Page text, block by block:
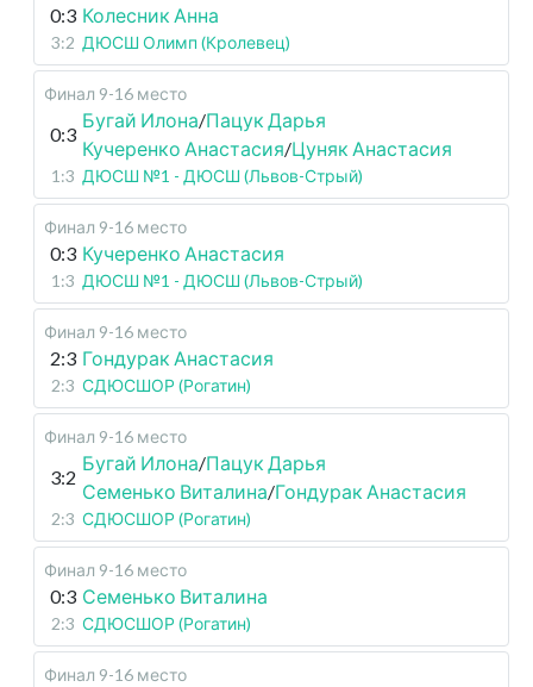
0:3 Колесник Анна
3:2 ДЮСШ Олимп (Кролевец)
Финал 9-16 место
0:3
Бугай Илона/Пацук Дарья
Кучеренко Анастасия/Цуняк Анастасия
1:3 ДЮСШ №1 - ДЮСШ (Львов-Стрый)
Финал 9-16 место
0:3 Кучеренко Анастасия
1:3 ДЮСШ №1 - ДЮСШ (Львов-Стрый)
Финал 9-16 место
2:3 Гондурак Анастасия
2:3 СДЮСШОР (Рогатин)
Финал 9-16 место
3:2
Бугай Илона/Пацук Дарья
Семенько Виталина/Гондурак Анастасия
2:3 СДЮСШОР (Рогатин)
Финал 9-16 место
0:3 Семенько Виталина
2:3 СДЮСШОР (Рогатин)
Финал 9-16 место